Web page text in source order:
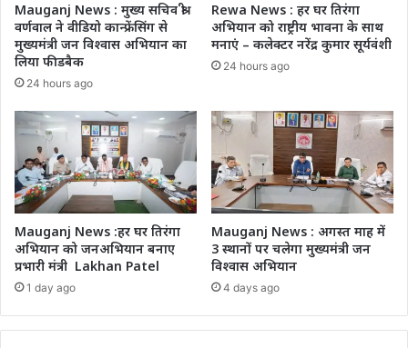
Mauganj News : मुख्य सचिव श्री
वर्णवाल ने वीडियो कान्फ्रेंसिंग से
मुख्यमंत्री जन विश्वास अभियान का
लिया फीडबैक
24 hours ago
Rewa News : हर घर तिरंगा
अभियान को राष्ट्रीय भावना के साथ
मनाएं – कलेक्टर नरेंद्र कुमार सूर्यवंशी
24 hours ago
Mauganj News :हर घर तिरंगा
अभियान को जनअभियान बनाए
प्रभारी मंत्री Lakhan Patel
1 day ago
Mauganj News : अगस्त माह में
3 स्थानों पर चलेगा मुख्यमंत्री जन
विश्वास अभियान
4 days ago